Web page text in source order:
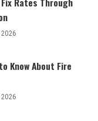
Know About Fire